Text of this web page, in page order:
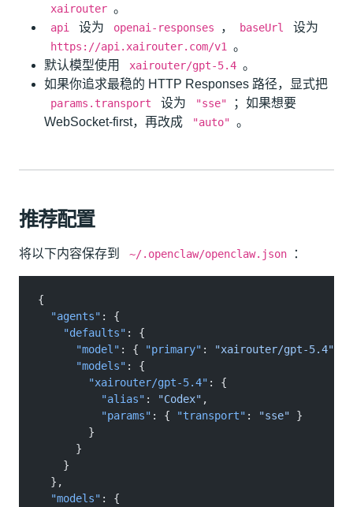
xairouter 。
api 设为 openai-responses ， baseUrl 设为
https://api.xairouter.com/v1
。
默认模型使用
xairouter/gpt-5.4 。
如果你追求最稳的 HTTP Responses 路径，显式把
params.transport 设为 "sse"
；如果想要
WebSocket-first，再改成
"auto" 。
推荐配置
将以下内容保存到 ~/.openclaw/openclaw.json ：
{
  "agents"
: {
    "defaults"
: {
      "model"
: { "primary" : "xairouter/gpt-5.4"
      "models"
: {
        "xairouter/gpt-5.4"
: {
          "alias"
: "Codex" ,
          "params"
: { "transport" : "sse" }
        }
      }
    }
  },
  "models"
: {